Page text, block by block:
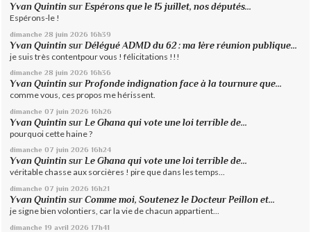
Yvan Quintin surEspérons que le 15 juillet, nos députés...
Espérons-le !
dimanche 28 juin 2026 16h39
Yvan Quintin surDélégué ADMD du 62 : ma 1ère réunion publique...
je suis très contentpour vous ! félicitations !!!
dimanche 28 juin 2026 16h36
Yvan Quintin surProfonde indignation face à la tournure que...
comme vous, ces propos me hérissent.
dimanche 07 juin 2026 16h26
Yvan Quintin sur Le Ghana qui vote une loi terrible de...
pourquoi cette haine ?
dimanche 07 juin 2026 16h24
Yvan Quintin surLe Ghana qui vote une loi terrible de...
véritable chasse aux sorcières ! pire que dans les temps...
dimanche 07 juin 2026 16h21
Yvan Quintin surComme moi, Soutenez le Docteur Peillon et...
je signe bien volontiers, car la vie de chacun appartient...
dimanche 19 avril 2026 17h41